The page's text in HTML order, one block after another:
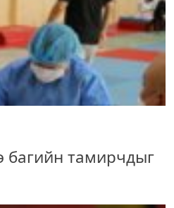
багийн тамирчдыг